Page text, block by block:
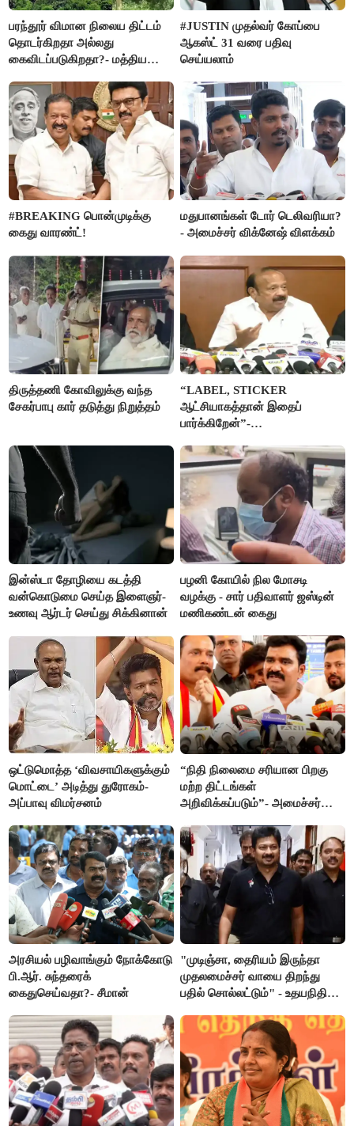
பரந்தூர் விமான நிலைய திட்டம்
தொடர்கிறதா அல்லது
கைவிடப்படுகிறதா?- மத்திய
#JUSTIN முதல்வர் கோப்பை
ஆகஸ்ட் 31 வரை பதிவு
செய்யலாம்
#BREAKING பொன்முடிக்கு
கைது வாரண்ட்!
மதுபானங்கள் டோர் டெலிவரியா?
- அமைச்சர் விக்னேஷ் விளக்கம்
திருத்தணி கோவிலுக்கு வந்த
சேகர்பாபு கார் தடுத்து நிறுத்தம்
“LABEL, STICKER
ஆட்சியாகத்தான் இதைப்
பார்க்கிறேன்”-
இன்ஸ்டா தோழியை கடத்தி
வன்கொடுமை செய்த இளைஞர்-
உணவு ஆர்டர் செய்து சிக்கினான்
பழனி கோயில் நில மோசடி
வழக்கு - சார் பதிவாளர் ஜஸ்டின்
மணிகண்டன் கைது
ஒட்டுமொத்த ‘விவசாயிகளுக்கும்
மொட்டை’ அடித்து துரோகம்-
அப்பாவு விமர்சனம்
“நிதி நிலைமை சரியான பிறகு
மற்ற திட்டங்கள்
அறிவிக்கப்படும்”- அமைச்சர்
அரசியல் பழிவாங்கும் நோக்கோடு
பி.ஆர். சுந்தரைக்
கைதுசெய்வதா?- சீமான்
"முடிஞ்சா, தைரியம் இருந்தா
முதலமைச்சர் வாயை திறந்து
பதில் சொல்லட்டும்" - உதயநிதி